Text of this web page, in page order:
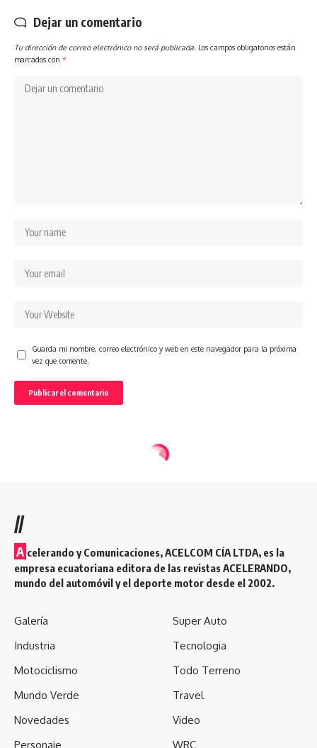
Dejar un comentario
Tu dirección de correo electrónico no será publicada. Los campos obligatorios están
marcados con *
Guarda mi nombre, correo electrónico y web en este navegador para la próxima
vez que comente.
//
A celerando y Comunicaciones, ACELCOM CÍA LTDA, es la
empresa ecuatoriana editora de las revistas ACELERANDO,
mundo del automóvil y el deporte motor desde el 2002.
Galería
Industria
Motociclismo
Mundo Verde
Novedades
Personaje
Super Auto
Tecnologia
Todo Terreno
Travel
Video
WRC